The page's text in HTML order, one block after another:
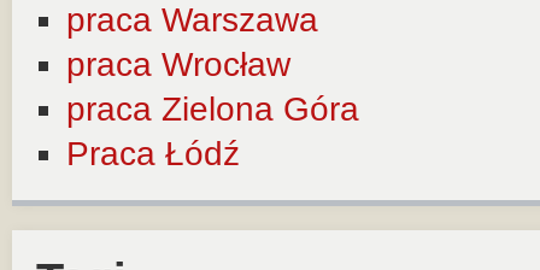
praca Warszawa
praca Wrocław
praca Zielona Góra
Praca Łódź